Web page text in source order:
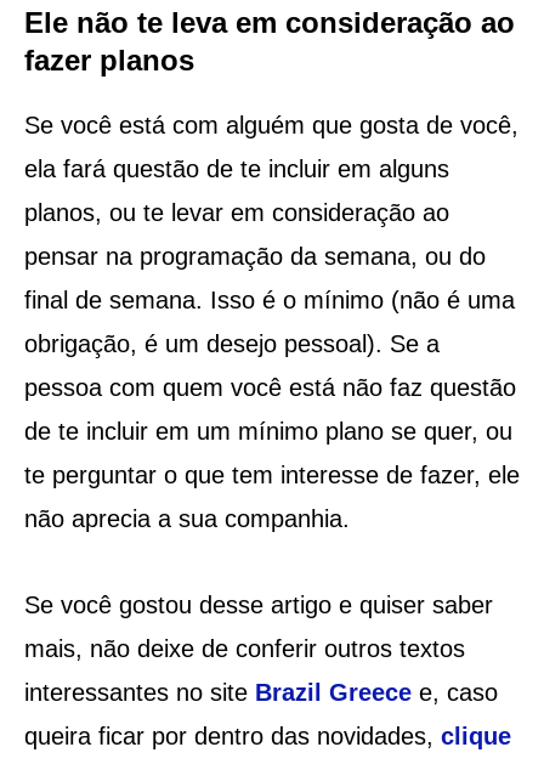
Ele não te leva em consideração ao
fazer planos
Se você está com alguém que gosta de você,
ela fará questão de te incluir em alguns
planos, ou te levar em consideração ao
pensar na programação da semana, ou do
final de semana. Isso é o mínimo (não é uma
obrigação, é um desejo pessoal). Se a
pessoa com quem você está não faz questão
de te incluir em um mínimo plano se quer, ou
te perguntar o que tem interesse de fazer, ele
não aprecia a sua companhia.
Se você gostou desse artigo e quiser saber
mais, não deixe de conferir outros textos
interessantes no site Brazil Greecee, caso
queira ficar por dentro das novidades, clique